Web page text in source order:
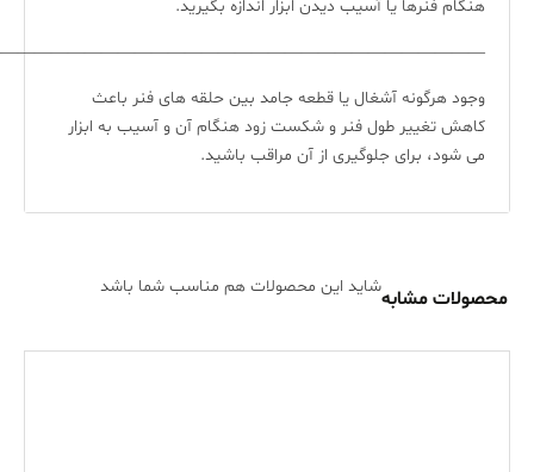
هنگام فنرها یا آسیب دیدن ابزار اندازه بگیرید.
وجود هرگونه آشغال یا قطعه جامد بین حلقه های فنر باعث
کاهش تغییر طول فنر و شکست زود هنگام آن و آسیب به ابزار
می شود، برای جلوگیری از آن مراقب باشید.
محصولات مشابهشاید این محصولات هم مناسب شما باشد